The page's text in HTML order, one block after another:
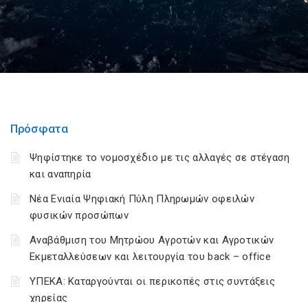
Πρόσφατα
Ψηφίστηκε το νομοσχέδιο με τις αλλαγές σε στέγαση
και αναπηρία
Νέα Ενιαία Ψηφιακή Πύλη Πληρωμών οφειλών
φυσικών προσώπων
Αναβάθμιση του Μητρώου Αγροτών και Αγροτικών
Εκμεταλλεύσεων και λειτουργία του back – office
ΥΠΕΚΑ: Καταργούνται οι περικοπές στις συντάξεις
χηρείας